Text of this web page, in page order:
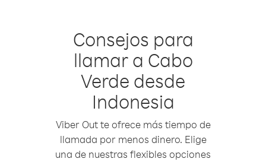
Consejos para
llamar a Cabo
Verde desde
Indonesia
Viber Out te ofrece más tiempo de
llamada por menos dinero. Elige
una de nuestras flexibles opciones